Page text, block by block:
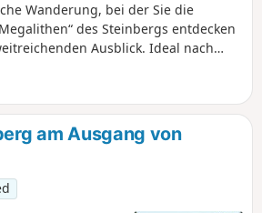
Wanderung, bei der Sie die
des Steinbergs entdecken
Ausblick. Ideal nach
am Ausgang von